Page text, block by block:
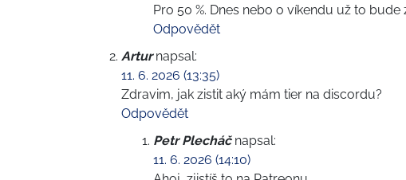
Pro 50 %. Dnes nebo o víkendu už to bude
Odpovědět
Artur napsal:
11. 6. 2026 (13:35)
Zdravim, jak zistit aký mám tier na discordu?
Odpovědět
Petr Plecháč napsal:
11. 6. 2026 (14:10)